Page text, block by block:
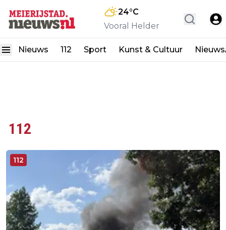
24°C
Vooral Helder
Nieuws 112 Sport Kunst & Cultuur
112
112